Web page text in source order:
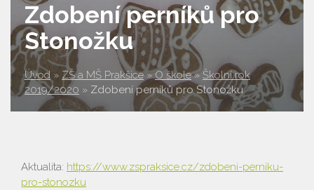
Zdobení perníků pro
Stonožku
Úvod » ZŠ a MŠ Prakšice » O škole » Školní rok
2019/2020 » Zdobení perníků pro Stonožku
Aktualita: https://www.zspraksice.cz/zdobeni-perniku-
pro-stonozku